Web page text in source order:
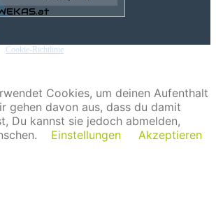
Cookie-Richtlinie
Cookies, um deinen Aufenthalt
gehen davon aus, dass du damit
Du kannst sie jedoch abmelden,
Einstellungen Akzeptieren